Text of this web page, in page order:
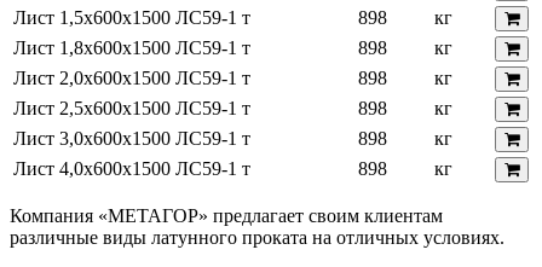
Лист 1,5х600х1500 ЛС59-1 т
898
кг
Лист 1,8х600х1500 ЛС59-1 т
898
кг
Лист 2,0х600х1500 ЛС59-1 т
898
кг
Лист 2,5х600х1500 ЛС59-1 т
898
кг
Лист 3,0х600х1500 ЛС59-1 т
898
кг
Лист 4,0х600х1500 ЛС59-1 т
898 кг
Компания «МЕТАГОР» предлагает своим клиентам
различные виды латунного проката на отличных условиях.